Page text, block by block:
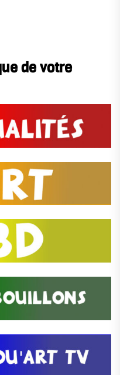
de votre